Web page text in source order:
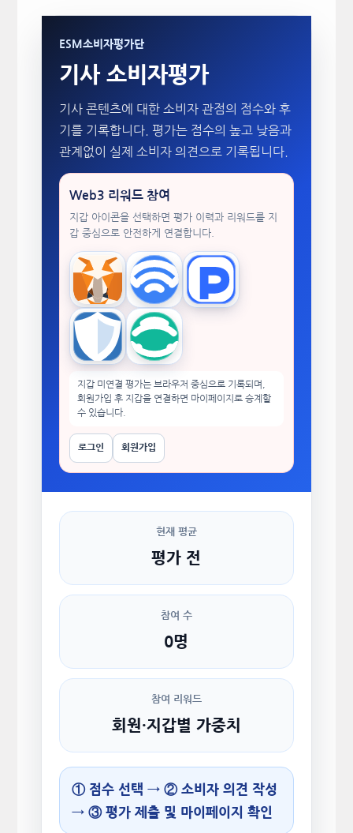
ESM소비자평가단
기사 소비자평가
기사 콘텐츠에 대한 소비자 관점의 점수와 후
기를 기록합니다. 평가는 점수의 높고 낮음과
관계없이 실제 소비자 의견으로 기록됩니다.
Web3 리워드 참여
지갑 아이콘을 선택하면 평가 이력과 리워드를 지
갑 중심으로 안전하게 연결합니다.
MetaMask WalletConnectTokenPocket
Trust Wallet imToken
지갑 미연결 평가는 브라우저 중심으로 기록되며,
회원가입 후 지갑을 연결하면 마이페이지로 승계할
수 있습니다.
로그인 회원가입
현재 평균
평가 전
참여 수
0명
참여 리워드
회원·지갑별 가중치
① 점수 선택 → ② 소비자 의견 작성
→ ③ 평가 제출 및 마이페이지 확인